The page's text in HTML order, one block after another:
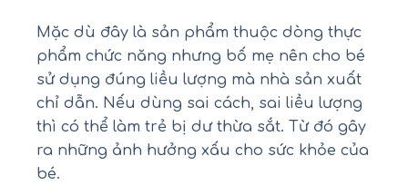
Mặc dù đây là sản phẩm thuộc dòng thực
phẩm chức năng nhưng bố mẹ nên cho bé
sử dụng đúng liều lượng mà nhà sản xuất
chỉ dẫn. Nếu dùng sai cách, sai liều lượng
thì có thể làm trẻ bị dư thừa sắt. Từ đó gây
ra những ảnh hưởng xấu cho sức khỏe của
bé.